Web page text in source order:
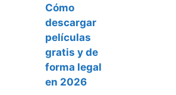
Cómo
descargar
películas
gratis y de
forma legal
en 2026